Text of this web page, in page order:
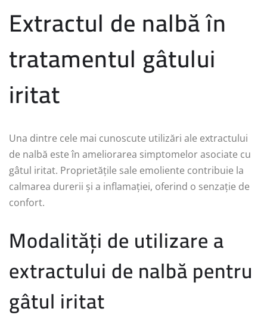
Extractul de nalbă în
tratamentul gâtului
iritat
Una dintre cele mai cunoscute utilizări ale extractului
de nalbă este în ameliorarea simptomelor asociate cu
gâtul iritat. Proprietățile sale emoliente contribuie la
calmarea durerii și a inflamației, oferind o senzație de
confort.
Modalități de utilizare a
extractului de nalbă pentru
gâtul iritat